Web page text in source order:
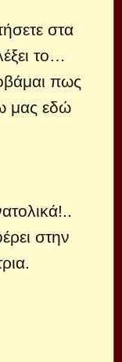
στα
το…
πως
μας εδώ
στην